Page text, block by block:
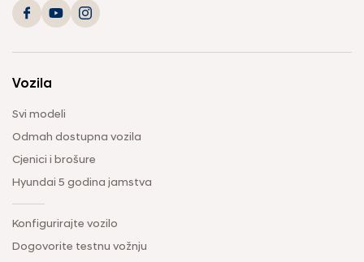
Vozila
Svi modeli
Odmah dostupna vozila
Cjenici i brošure
Hyundai 5 godina jamstva
Konfigurirajte vozilo
Dogovorite testnu vožnju